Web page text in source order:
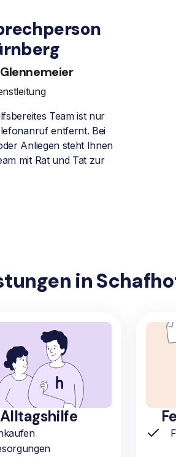
Team ist nur
entfernt. Bei
Anliegen steht Ihnen
mit Rat und Tat zur
in
Alltagshilfe